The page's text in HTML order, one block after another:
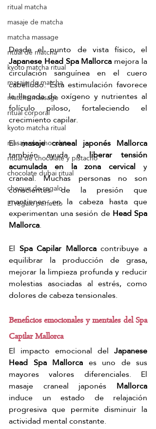
ritual matcha
masaje de matcha
matcha massage
ritual de matcha
kyoto matcha ritual
masaje de matcha
matcha massage
ritual corporal
kyoto matcha ritual
masaje de chocolate
ritual de chocolate y pistacho
chocolate dubai ritual
cheque de regalo
El regalo perfecto
Japanese Head Spa Mallorca mejora la
circulación sanguínea en el cuero
cabelludo. Esta estimulación favorece
la llegada de oxígeno y nutrientes al
folículo piloso, fortaleciendo el
crecimiento capilar.
El
también ayuda a liberar tensión
acumulada en la zona cervical y
craneal. Muchas personas no son
conscientes de la presión que
mantienen en la cabeza hasta que
experimentan una sesión de Head Spa
Mallorca.
El Spa Capilar Mallorca contribuye a
equilibrar la producción de grasa,
mejorar la limpieza profunda y reducir
molestias asociadas al estrés, como
dolores de cabeza tensionales.
Beneficios emocionales y mentales del Spa
Capilar Mallorca
El impacto emocional del Japanese
Head Spa Mallorca es uno de sus
mayores valores diferenciales. El
masaje craneal japonés Mallorca
induce un estado de relajación
progresiva que permite disminuir la
actividad mental constante.